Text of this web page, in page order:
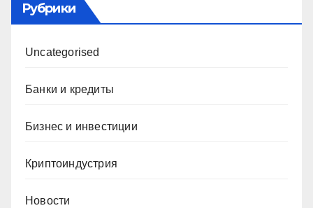
Рубрики
Uncategorised
Банки и кредиты
Бизнес и инвестиции
Криптоиндустрия
Новости